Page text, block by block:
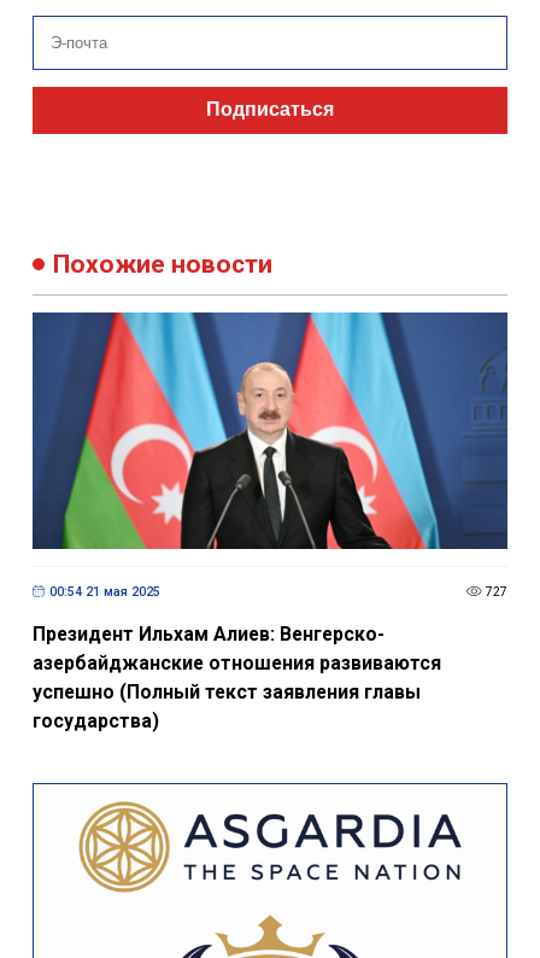
Подписаться
Похожие новости
00:54 21 мая 2025 727
Президент Ильхам Алиев: Венгерско-
азербайджанские отношения развиваются
успешно (Полный текст заявления главы
государства)